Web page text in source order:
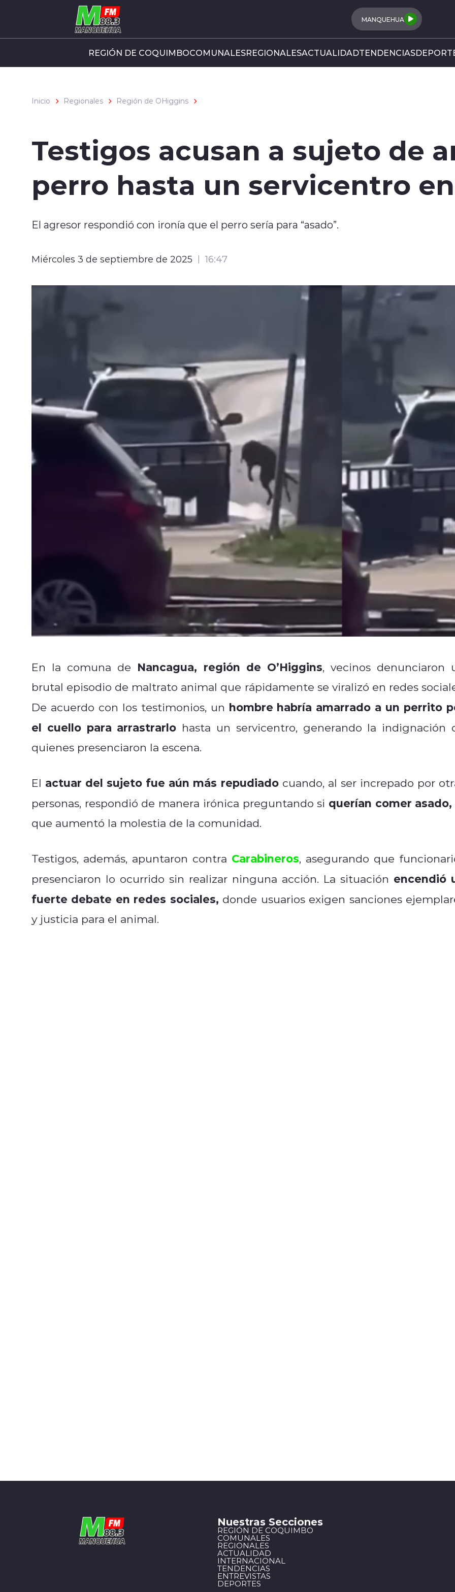
Click acá para ir directamente al contenido
MANQUEHUA
REGIÓN DE COQUIMBOCOMUNALESREGIONALESACTUALIDADTENDENCIAS
Inicio Regionales Región de OHiggins
Testigos acusan a sujeto de
perro hasta un servicentro
El agresor respondió con ironía que el perro sería para “asado”.
Miércoles 3 de septiembre de 2025 16:47
En la comuna de Nancagua, región de O’Higgins, vecinos denunciaron
brutal episodio de maltrato animal que rápidamente se viralizó en redes
De acuerdo con los testimonios, un hombre habría amarrado a un perrito
el cuello para arrastrarlo hasta un servicentro, generando la indignación
quienes presenciaron la escena.
El actuar del sujeto fue aún más repudiadocuando, al ser increpado por
personas, respondió de manera irónica preguntando si querían comer asado,
que aumentó la molestia de la comunidad.
Testigos, además, apuntaron contra Carabineros, asegurando que
presenciaron lo ocurrido sin realizar ninguna acción. La situación encendió
fuerte debate en redes sociales, donde usuarios exigen sanciones
y justicia para el animal.
Nuestras Secciones
REGIÓN DE COQUIMBO
COMUNALES
REGIONALES
ACTUALIDAD
INTERNACIONAL
TENDENCIAS
ENTREVISTAS
DEPORTES